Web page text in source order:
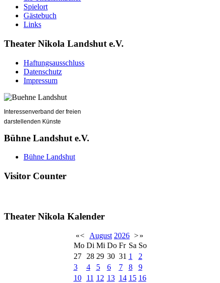
Spielort
Gästebuch
Links
Theater Nikola Landshut e.V.
Haftungsausschluss
Datenschutz
Impressum
Interessenverband der freien
darstellenden Künste
Bühne Landshut e.V.
Bühne Landshut
Visitor Counter
Theater Nikola Kalender
«< August 2026 >»
Mo Di Mi Do Fr Sa So
27
28 29 30 31 1
2
3
4 5 6 7 8
9
10
11 12 13 14 15 16